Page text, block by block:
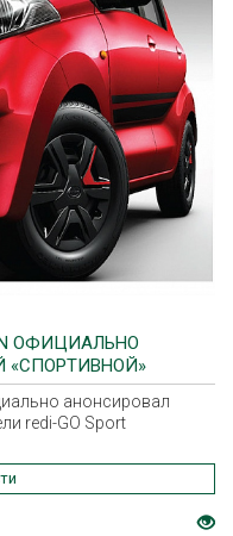
ОФИЦИАЛЬНО
«СПОРТИВНОЙ»
анонсировал
redi-GO Sport